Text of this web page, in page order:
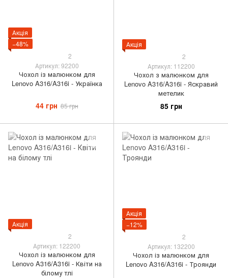
Акція
−48%
2
Артикул: 92200
Чохол із малюнком для
Lenovo A316/A316i - Українка
44 грн 85 грн
Акція
2
Артикул: 112200
Чохол з малюнком для
Lenovo A316/A316i - Яскравий
метелик
85 грн
Акція
2
Артикул: 122200
Чохол із малюнком для
Lenovo A316/A316i - Квіти на
білому тлі
Акція
−12%
2
Артикул: 132200
Чохол із малюнком для
Lenovo A316/A316i - Троянди